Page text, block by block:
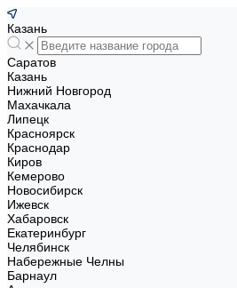
Казань
Саратов
Казань
Нижний Новгород
Махачкала
Липецк
Красноярск
Краснодар
Киров
Кемерово
Новосибирск
Ижевск
Хабаровск
Екатеринбург
Челябинск
Набережные Челны
Барнаул